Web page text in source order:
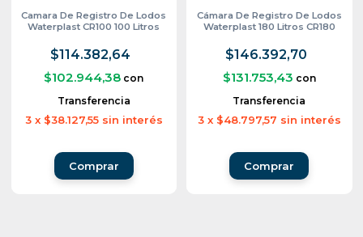
Camara De Registro De Lodos
Waterplast CR100 100 Litros
$114.382,64
$102.944,38 con
Transferencia
3 x $38.127,55 sin interés
Cámara De Registro De Lodos
Waterplast 180 Litros CR180
$146.392,70
$131.753,43 con
Transferencia
3 x $48.797,57 sin interés